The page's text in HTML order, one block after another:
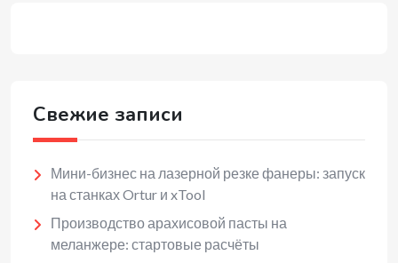
Свежие записи
Мини-бизнес на лазерной резке фанеры: запуск
на станках Ortur и xTool
Производство арахисовой пасты на
меланжере: стартовые расчёты